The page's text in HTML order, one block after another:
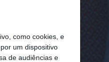
como cookies, e
um dispositivo
de audiências e